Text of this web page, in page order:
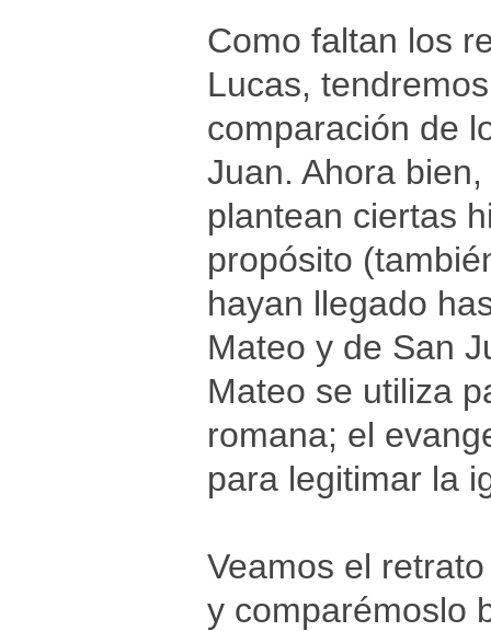
Como faltan los
Lucas,
comparación de
Juan. Ahora
plantean ciertas
propósito
hayan llegado
Mateo y de San
Mateo se utiliza
romana; el
para legitimar la
Veamos el
y comparémoslo